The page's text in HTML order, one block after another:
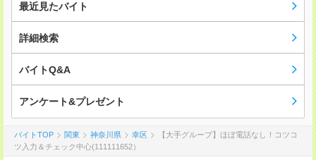
最近見たバイト
詳細検索
バイトQ&A
アンケート&プレゼント
バイトTOP 関東 神奈川県 幸区
【大手グループ】ほぼ電話なし！コツコ
ツ入力＆チェック中心(111111652）